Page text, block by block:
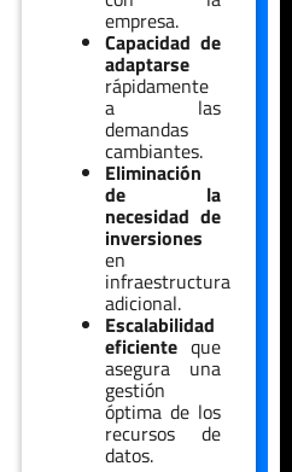
empresa.
Capacidad de
adaptarse
rápidamente
a las
demandas
cambiantes.
Eliminación
de la
necesidad de
inversiones
en
infraestructura
adicional.
Escalabilidad
eficienteque
asegura una
gestión
óptima de los
recursos de
datos.